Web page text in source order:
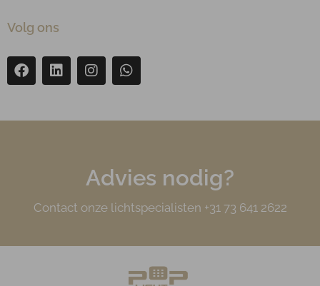
Volg ons
Advies nodig?
Contact onze lichtspecialisten +31 73 641 2622